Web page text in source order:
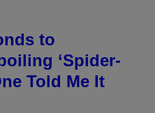
to
‘Spider-
Told Me It